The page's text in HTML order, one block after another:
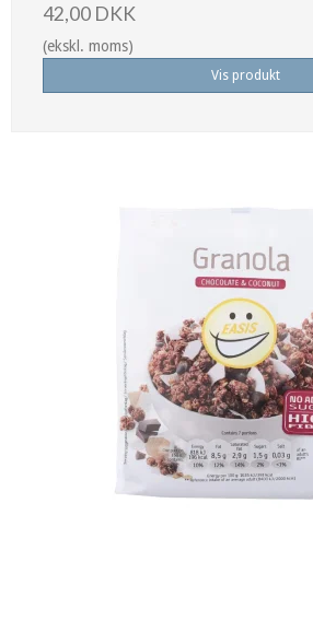
42,00 DKK
(ekskl. moms)
Vis produkt